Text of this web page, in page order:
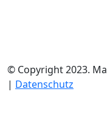
© Copyright 2023.
| Datenschutz